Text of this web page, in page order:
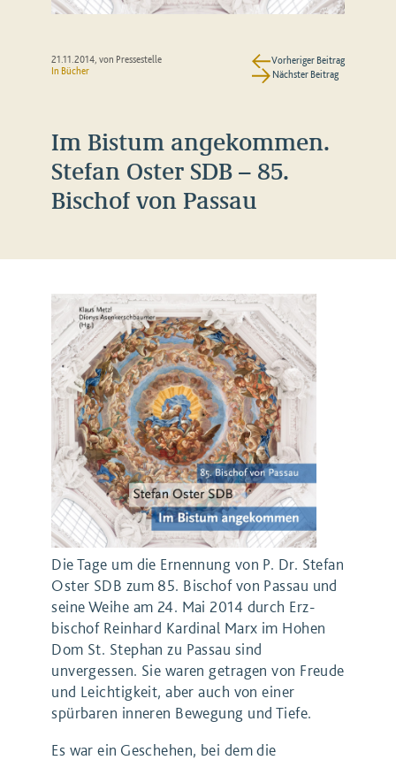
21.11.2014, von Pressestelle
In Bücher
Vorheriger Beitrag
Nächster Beitrag
Im Bistum angekommen.
Stefan Oster SDB – 85.
Bischof von Passau
Die Tage um die Ernennung von P. Dr. Stefan
Oster SDB zum 85. Bischof von Passau und
seine Weihe am 24. Mai 2014 durch Erz­
bischof Reinhard Kardinal Marx im Hohen
Dom St. Stephan zu Passau sind
unvergessen. Sie waren getragen von Freude
und Leichtigkeit, aber auch von einer
spürbaren inneren Bewegung und Tiefe.
Es war ein Geschehen, bei dem die